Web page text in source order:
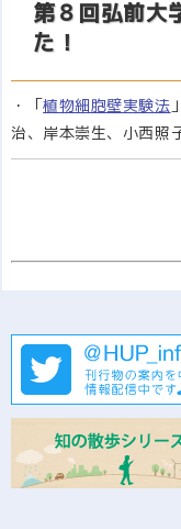
第８回弘前大
た！
・「植物細胞壁実験法
治、岸本崇生、小西照